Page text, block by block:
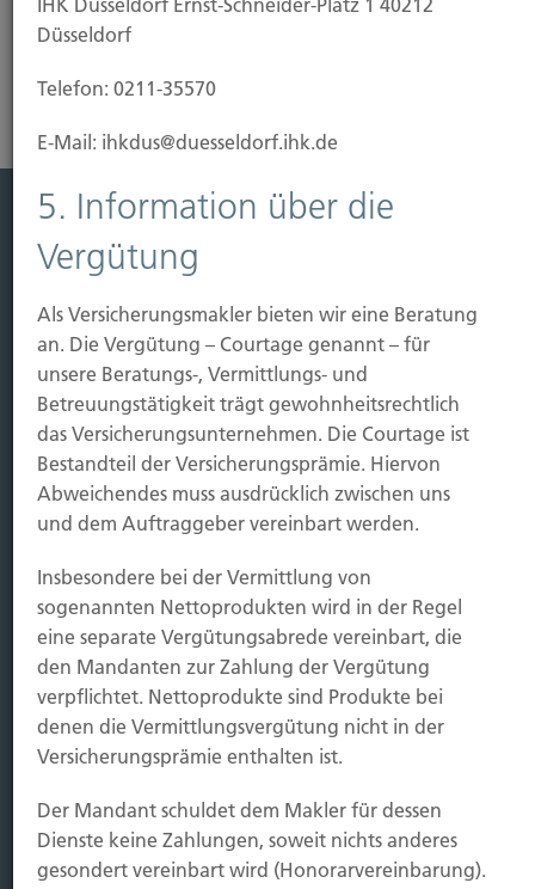
Risikoanalyse Gebäudeversicherung
Leistung
Vorsorgen
Sichern
Immobilien Vers.
Kauf Grundstück
Baubeginn
Baufertigstellung/Hauskauf
Einzug/Vermietung
Schaden
Kontakt
Hubert Brück KG| Inhaber: Dipl. Ökonom Johannes
Brück | Kapellstraße 2 | 40479 Düsseldorf
Telefon:0211-490066 |Fax:0211-4911125 |E-Mail:
brueck@brueckkg.de
Kontaktformular
IHK Düsseldorf Ernst-Schneider-Platz 1 40212
Düsseldorf
Telefon: 0211-35570
E-Mail: ihkdus@duesseldorf.ihk.de
5. Information über die
Vergütung
Als Versicherungsmakler bieten wir eine Beratung
an. Die Vergütung – Courtage genannt – für
unsere Beratungs-, Vermittlungs- und
Betreuungstätigkeit trägt gewohnheitsrechtlich
das Versicherungsunternehmen. Die Courtage ist
Bestandteil der Versicherungsprämie. Hiervon
Abweichendes muss ausdrücklich zwischen uns
und dem Auftraggeber vereinbart werden.
Insbesondere bei der Vermittlung von
sogenannten Nettoprodukten wird in der Regel
eine separate Vergütungsabrede vereinbart, die
den Mandanten zur Zahlung der Vergütung
verpflichtet. Nettoprodukte sind Produkte bei
denen die Vermittlungsvergütung nicht in der
Versicherungsprämie enthalten ist.
Der Mandant schuldet dem Makler für dessen
Dienste keine Zahlungen, soweit nichts anderes
gesondert vereinbart wird (Honorarvereinbarung).